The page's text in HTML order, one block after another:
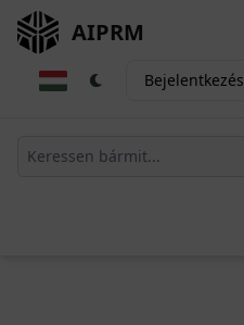
AIPRM
Bejelentkezés